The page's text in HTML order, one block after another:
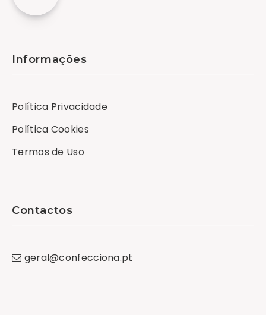
Informações
Política Privacidade
Política Cookies
Termos de Uso
Contactos
geral@confecciona.pt